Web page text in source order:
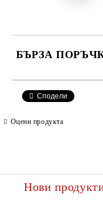
БЪРЗА
Сподели
Оцени продукта
Нови